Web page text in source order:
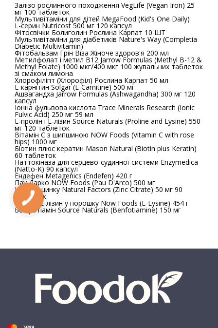
Залізо рослинного походження VegLife (Vegan Iron) 25
мг 100 таблеток
Мультивітаміни для дітей MegaFood (Kid's One Daily)
L-серин Nutricost 500 мг 120 капсул
Фітосвічки Болиголин Рослина Карпат 10 ШТ
Мультивітаміни для діабетиків Nature's Way (Completia
Diabetic Multivitamin)
Фітобальзам Грін Віза Жіноче здоров'я 200 мл
Метилфолат і метил B12 Jarrow Formulas (Methyl B-12 &
Methyl Folate) 1000 мкг/400 мкг 100 жувальних таблеток
зі смаком лимона
Хлорофіліпт (Хлорофіл) Рослина Карпат 50 мл
L-карнітин Solgar (L-Carnitine) 500 мг
Ашвагандха Jarrow Formulas (Ashwagandha) 300 мг 120
капсул
Іонна фульвова кислота Trace Minerals Research (Ionic
Fulvic Acid) 250 мг 59 мл
L-пролін і L-лізин Source Naturals (Proline and Lysine) 550
мг 120 таблеток
Вітамін C з шипшиною NOW Foods (Vitamin C with rose
hips) 1000 мг
Біотин плюс кератин Mason Natural (Biotin plus Keratin)
60 таблеток
Наттокіназа для серцево-судинної системи Enzymedica
(Natto-K) 90 капсул
Ендефен Metagenics (Endefen) 420 г
Пау Дарко NOW Foods (Pau D'Arco) 500 мг
Цитрат цинку Natural Factors (Zinc Citrate) 50 мг 90
таблеток
Чистий L-лізин у порошку Now Foods (L-Lysine) 454 г
Бенфотіамін Source Naturals (Benfotiamine) 150 мг